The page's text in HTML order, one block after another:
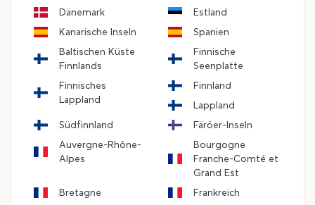
Dänemark
Estland
Kanarische Inseln
Spanien
Baltischen Küste
Finnlands
Finnische
Seenplatte
Finnisches
Lappland
Finnland
Lappland
Südfinnland
Färöer-Inseln
Auvergne-Rhône-
Alpes
Bourgogne
Franche-Comté et
Grand Est
Bretagne
Frankreich